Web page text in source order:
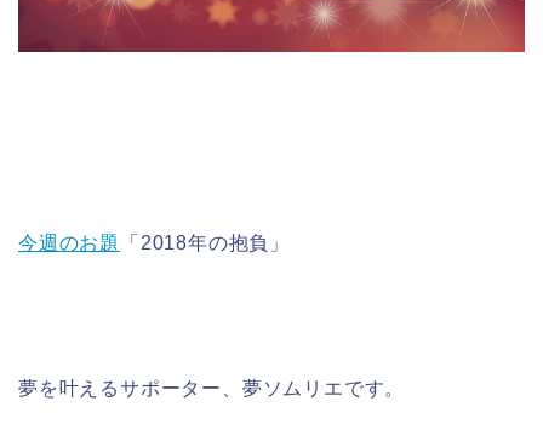
今週のお題 「2018年の抱負」
夢を叶えるサポーター、夢ソムリエです。